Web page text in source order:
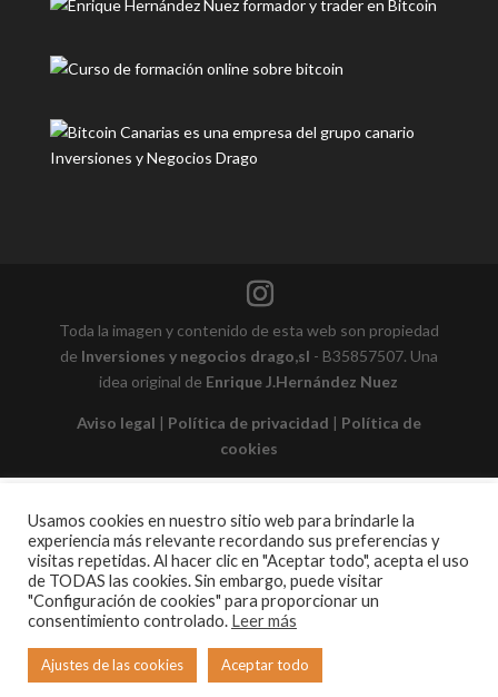
Toda la imagen y contenido de esta web son propiedad
de Inversiones y negocios drago,sl - B35857507. Una
idea original de Enrique J.Hernández Nuez
Aviso legal Política de privacidad
Política de
cookies
Usamos cookies en nuestro sitio web para brindarle la
experiencia más relevante recordando sus preferencias y
visitas repetidas. Al hacer clic en "Aceptar todo", acepta el uso
de TODAS las cookies. Sin embargo, puede visitar
"Configuración de cookies" para proporcionar un
consentimiento controlado. Leer más
Ajustes de las cookies Aceptar todo